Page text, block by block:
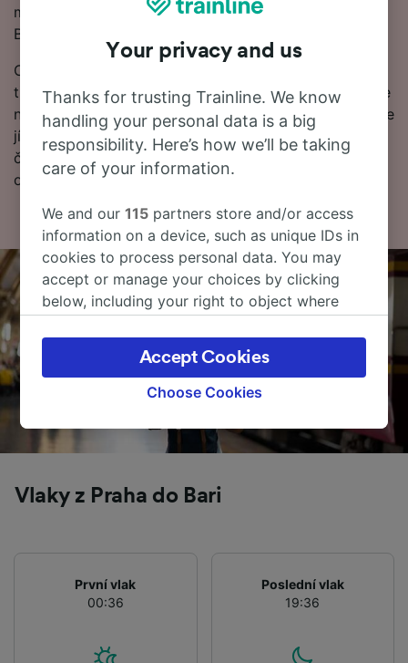
můžete ušetřit na vlakových jízdenkách z Praha do
Bari, pokud si je rezervujete s předstihem.
Chcete si rezervovat vlakové jízdenky do Bari? Není
třeba čekat, začněte hledat u nás ještě dnes. Pokud se
nejprve chcete dozvědět víc o cestě, níže najdete naše
jízdní řády, tipy na rezervaci levných jízdenek a naše
často kladené otázky, včetně prvních a posledních
odjezdů vlaků.
Vlaky z Praha do Bari
První vlak
00:36
Poslední vlak
19:36
Your privacy and us
Thanks for trusting Trainline. We know
handling your personal data is a big
responsibility. Here’s how we’ll be taking
care of your information.
We and our115 partners store and/or access
information on a device, such as unique IDs in
cookies to process personal data. You may
accept or manage your choices by clicking
below, including your right to object where
the privacy policy page. These choices will be
signaled to our partners and will not affect
browsing data. Your data will not be used for
track you.
Use precise geolocation data. Actively scan
device characteristics for identification. Store
advertising and content measurement,
audience research and services development.
Choose Cookies
Accept Cookies